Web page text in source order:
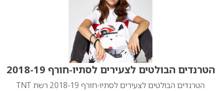
הטרנדים הבולטים לצעירים לסתיו-חורף 2018-19
הטרנדים הבולטים לצעירים לסתיו-חורף 2018-19 רשת TNT